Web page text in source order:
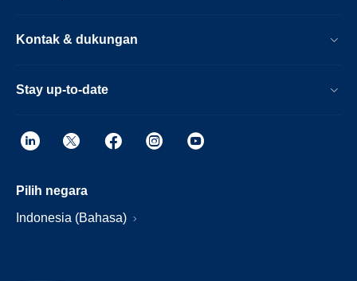
Kontak & dukungan
Stay up-to-date
Pilih negara
Indonesia (Bahasa)